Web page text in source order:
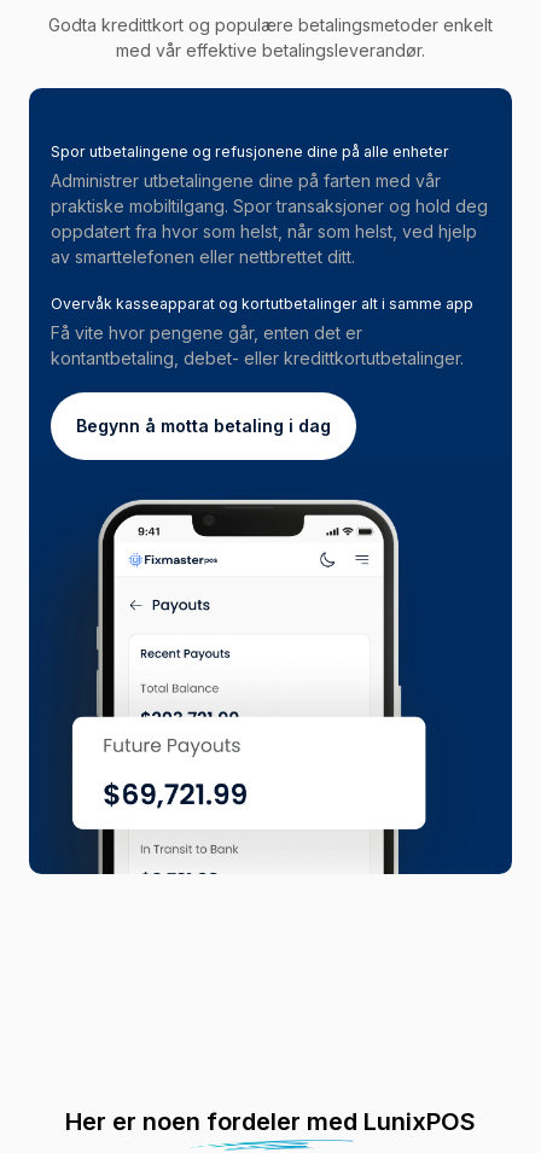
Godta kredittkort og populære betalingsmetoder enkelt
med vår effektive betalingsleverandør.
Spor utbetalingene og refusjonene dine på alle enheter
Administrer utbetalingene dine på farten med vår
praktiske mobiltilgang. Spor transaksjoner og hold deg
oppdatert fra hvor som helst, når som helst, ved hjelp
av smarttelefonen eller nettbrettet ditt.
Overvåk kasseapparat og kortutbetalinger alt i samme app
Få vite hvor pengene går, enten det er
kontantbetaling, debet- eller kredittkortutbetalinger.
Begynn å motta betaling i dag
Her er noen fordeler med LunixPOS